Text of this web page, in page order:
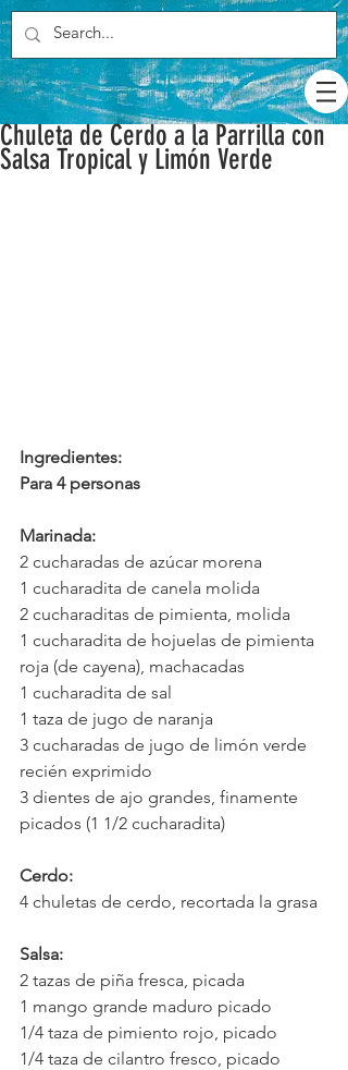
Chuleta de Cerdo a la Parrilla con
Salsa Tropical y Limón Verde
Ingredientes:
Para 4 personas
Marinada:
2 cucharadas de azúcar morena
1 cucharadita de canela molida
2 cucharaditas de pimienta, molida
1 cucharadita de hojuelas de pimienta
roja (de cayena), machacadas
1 cucharadita de sal
1 taza de jugo de naranja
3 cucharadas de jugo de limón verde
recién exprimido
3 dientes de ajo grandes, finamente
picados (1 1/2 cucharadita)
Cerdo:
4 chuletas de cerdo, recortada la grasa
Salsa:
2 tazas de piña fresca, picada
1 mango grande maduro picado
1/4 taza de pimiento rojo, picado
1/4 taza de cilantro fresco, picado